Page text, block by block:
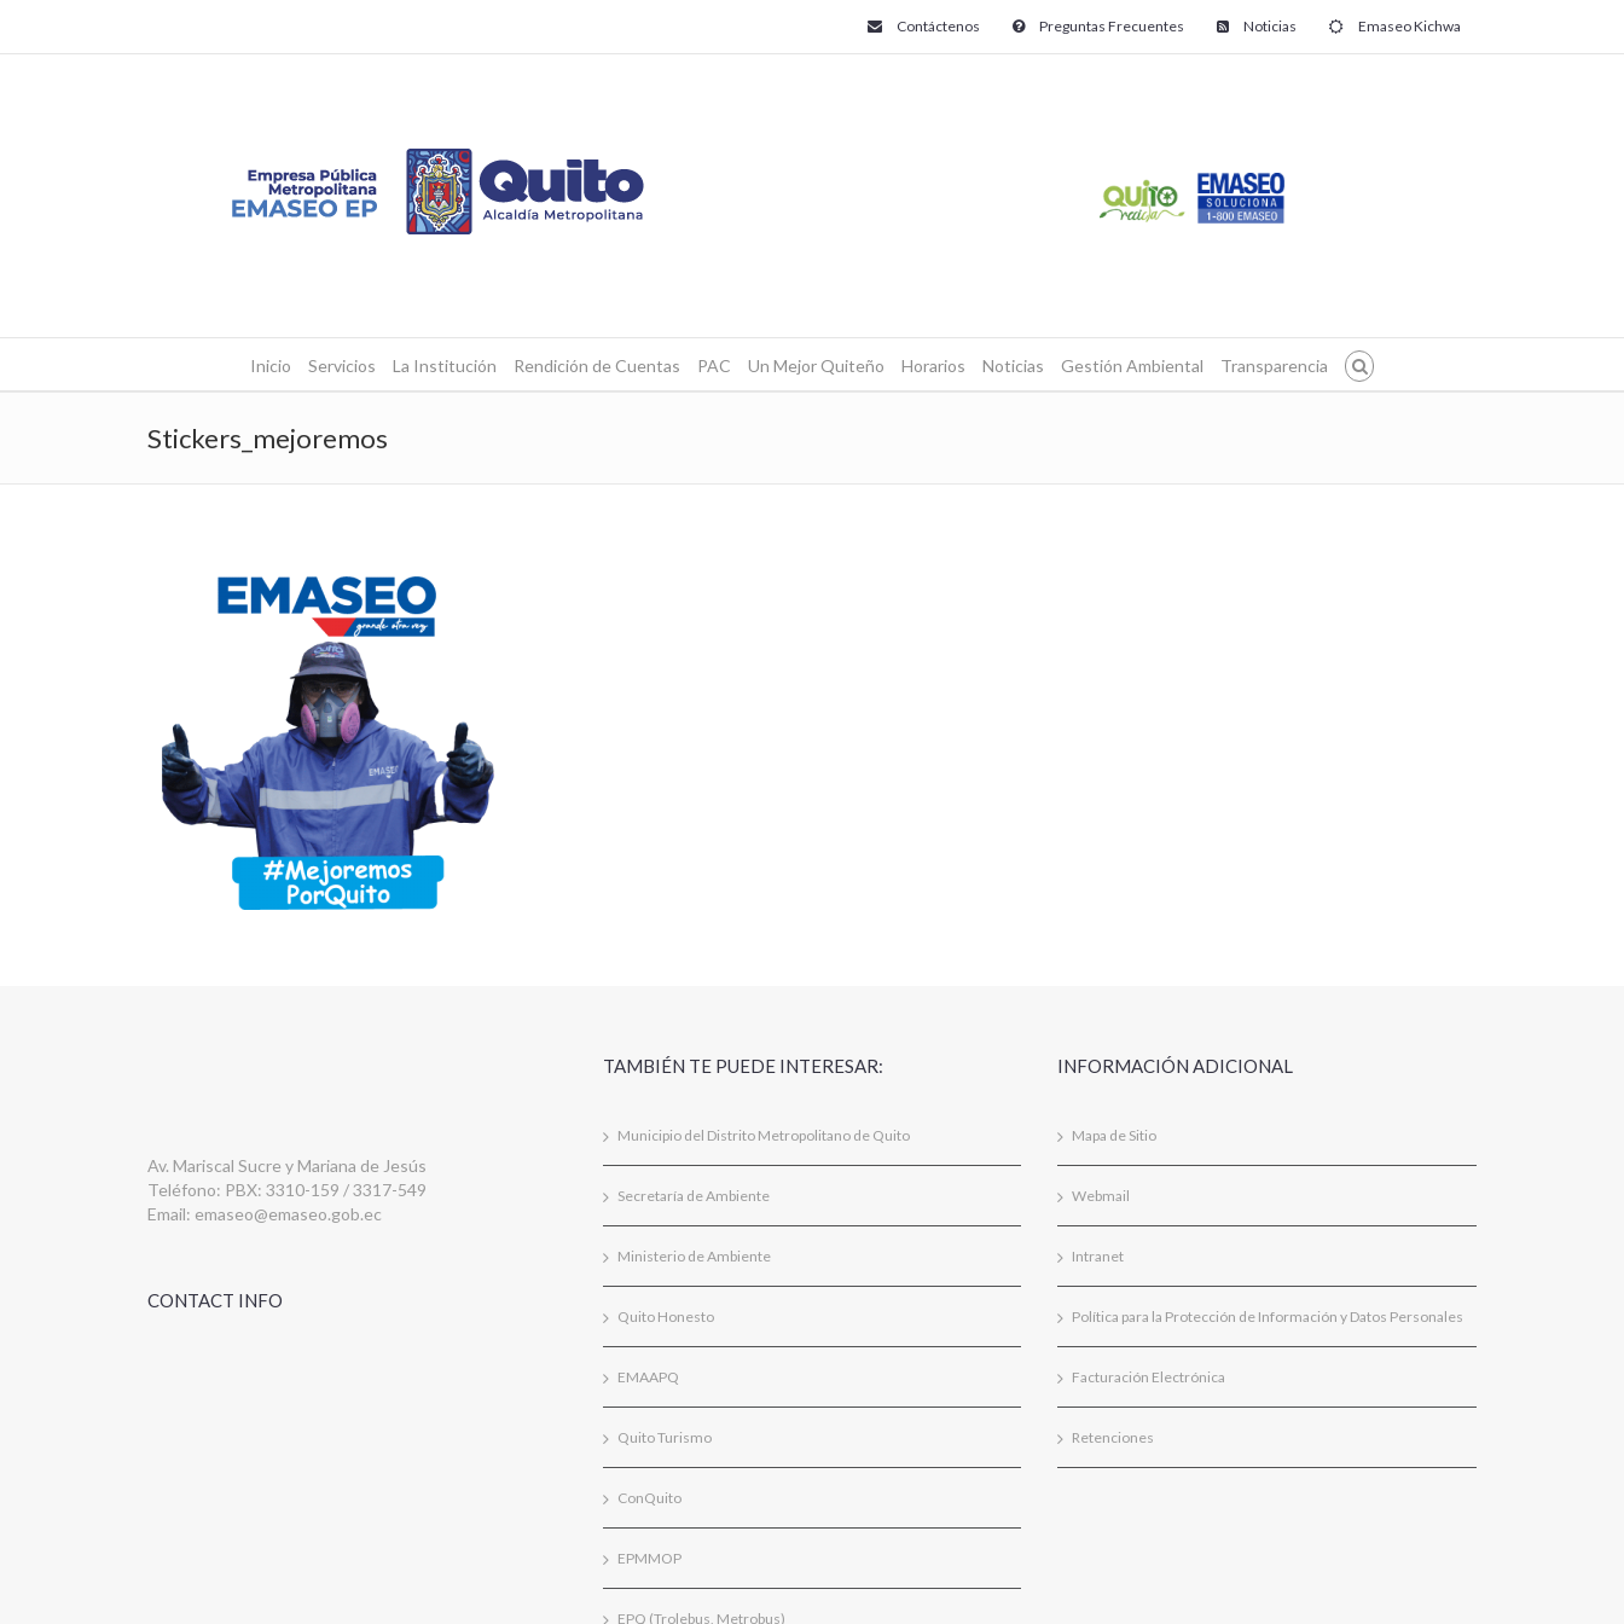
Contáctenos Preguntas Frecuentes Noticias Emaseo Kichwa
Inicio Servicios La Institución Rendición de Cuentas PAC Un Mejor Quiteño Horarios Noticias Gestión Ambiental Transparencia
Stickers_mejoremos
Av. Mariscal Sucre y Mariana de Jesús
Teléfono: PBX: 3310-159 / 3317-549
Email: emaseo@emaseo.gob.ec
CONTACT INFO
TAMBIÉN TE PUEDE INTERESAR:
Municipio del Distrito Metropolitano de Quito
Secretaría de Ambiente
Ministerio de Ambiente
Quito Honesto
EMAAPQ
Quito Turismo
ConQuito
EPMMOP
EPQ (Trolebus, Metrobus)
INFORMACIÓN ADICIONAL
Mapa de Sitio
Webmail
Intranet
Política para la Protección de Información y Datos Personales
Facturación Electrónica
Retenciones